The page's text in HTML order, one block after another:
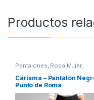
Productos
Pantalones Ropa Mujer,
Carisma – Pantalón
Punto de Roma